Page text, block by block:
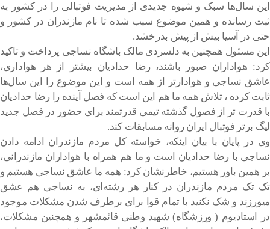
این سال‌ها سبک و شیوه جدیدی از مدیریت فوتبالی را در کشور به
ثبت رسانده و همین موضوع سبب شده تا نام مازندران در کشور و
حتی در آسیا بیش از پیش بدرخشد.
این مسئول همچنین به دلسردی مالک باشگاه نساجی پرداخت و تاکید
کرد: هواداران صبور باشند، رضا حدادیان بیشتر از هر هواداری،
عاشق نساجی و هوادارتر از همه است و این موضوع را این سال‌ها
ثابت کرده ، تلاش همه ما هم این است که فصل آینده را رضا حدادیان
با قدرت تر از فصول گذشته تیمی قدرتمند برای حضور در فصل جدید
لیگ برتر فوتبال ایران روانه مسابقات کند.
وی در پایان با بیان اینکه، خواسته کل مردم مازندران ادامه دادن
نساجی با رضا حدادیان است و ما هم همراه با هواداران مازندرانی،
بر همین باور هستیم، خاطرنشان کرد: همه ما عاشق نساجی هستیم و
تک تک مردم مازندران در کنار هر رشته‌ای، به نساجی هم عشق
میورزند و شک نکنید با تمام قوا برای برطرف شدن مشکلات موجود
در استادیوم ( ورزشگاه) شهید وطنی قائمشهر و همچنین مشکلات،